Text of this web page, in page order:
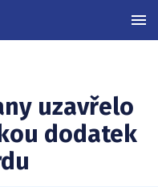
uzavřelo
dodatek